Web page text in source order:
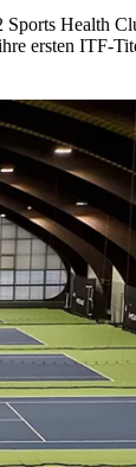
Sports Health
ersten ITF-